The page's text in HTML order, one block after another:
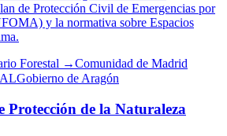
de Protección Civil de Emergencias por
y la normativa sobre Espacios
Forestal →Comunidad de Madrid
Gobierno de Aragón
Protección de la Naturaleza